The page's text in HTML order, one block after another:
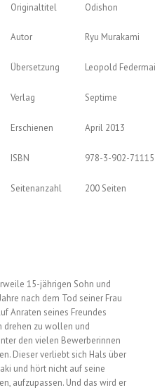
Originaltitel Odishon
Autor Ryu Murakami
Übersetzung Leopold
Verlag Septime
Erschienen April 2013
ISBN 978-3-902-
Seitenanzahl 200 Seiten
15-jährigen Sohn und
nach dem Tod seiner Frau
Anraten seines Freundes
drehen zu wollen und
den vielen Bewerberinnen
Dieser verliebt sich Hals über
und hört nicht auf seine
aufzupassen. Und das wird er